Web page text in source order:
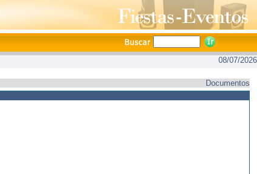
08/07/2026
Documentos